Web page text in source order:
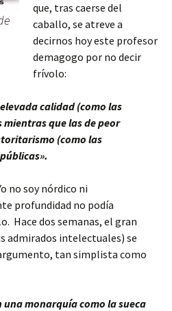
que, tras caerse del
caballo, se atreve a
decirnos hoy este profesor
demagogo por no decir
frívolo:
calidad (como las
que las de peor
(como las
no soy nórdico ni
profundidad no podía
Hace dos semanas, el gran
admirados intelectuales) se
tan simplista como
una monarquía como la sueca